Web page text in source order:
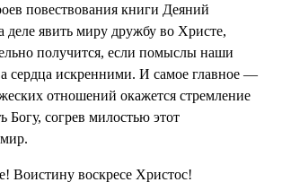
повествования книги Деяний
деле явить миру дружбу во Христе,
получится, если помыслы наши
сердца искренними. И самое главное —
отношений окажется стремление
Богу, согрев милостью этот
Воистину воскресе Христос!